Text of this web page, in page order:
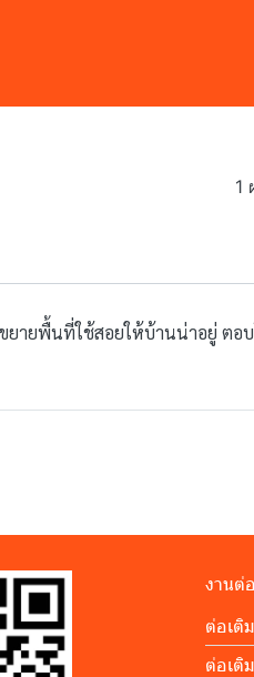
1
ยายพื้นที่ใช้สอยให้บ้านน่าอยู่ ตอบ
งานต่
ต่อเติ
ต่อเติ